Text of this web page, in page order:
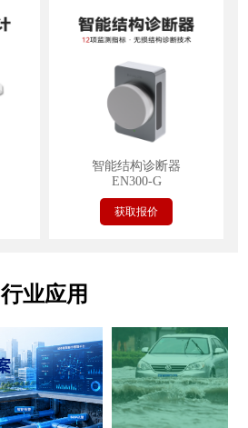
智能结构诊断器
EN300-G
获取报价
行业应用